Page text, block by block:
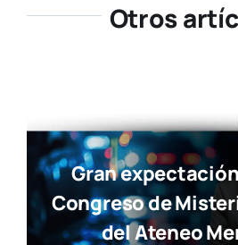
Otros
Gran
Congreso de
del Ateneo